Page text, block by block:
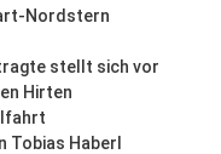
Nordstern
stellt sich vor
Hirten
Tobias Haberl